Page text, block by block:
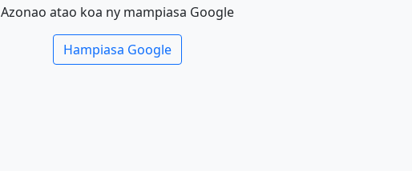
Azonao atao koa ny mampiasa Google
Hampiasa Google